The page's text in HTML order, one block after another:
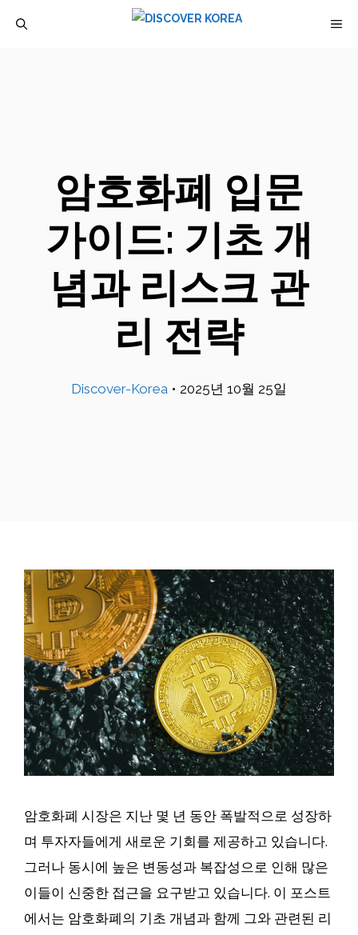
암호화폐 입문
가이드: 기초 개
념과 리스크 관
리 전략
Discover-Korea • 2025년 10월 25일
암호화폐 시장은 지난 몇 년 동안 폭발적으로 성장하
며 투자자들에게 새로운 기회를 제공하고 있습니다.
그러나 동시에 높은 변동성과 복잡성으로 인해 많은
이들이 신중한 접근을 요구받고 있습니다. 이 포스트
에서는 암호화폐의 기초 개념과 함께 그와 관련된 리